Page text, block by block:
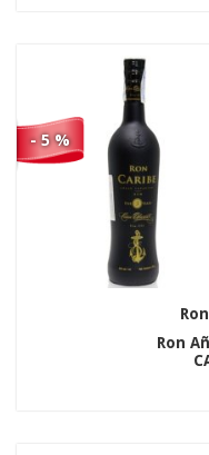
- 5 %
Ron